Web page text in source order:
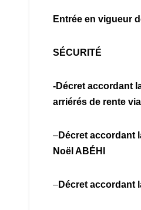
Entrée en vigueur
SÉCURITÉ
-Décret accordant
arriérés de rente
–Décret accordant
Noël ABÉHI
–Décret accordant